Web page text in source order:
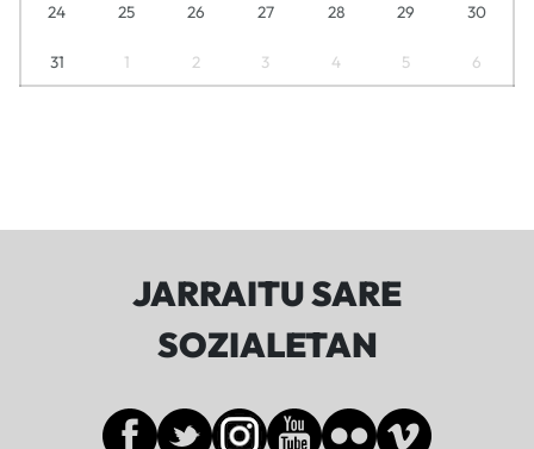
24 25 26 27 28 29 30
31 1 2 3 4 5 6
JARRAITU SARE
SOZIALETAN